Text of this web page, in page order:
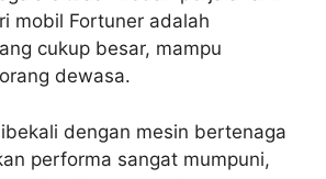
mobil Fortuner adalah
cukup besar, mampu
dewasa.
dengan mesin bertenaga
performa sangat mumpuni,